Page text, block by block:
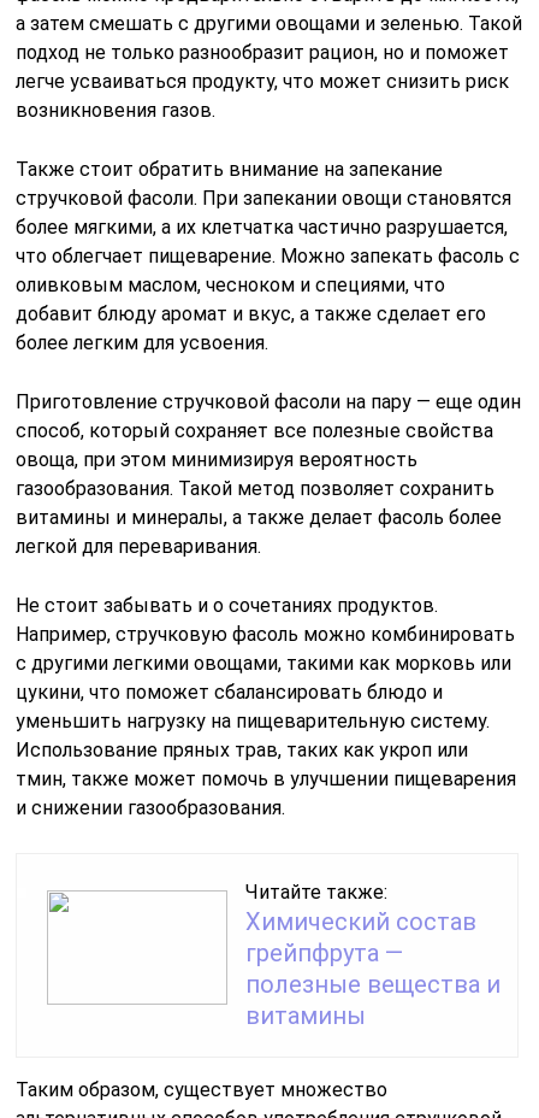
а затем смешать с другими овощами и зеленью. Такой
подход не только разнообразит рацион, но и поможет
легче усваиваться продукту, что может снизить риск
возникновения газов.
Также стоит обратить внимание на запекание
стручковой фасоли. При запекании овощи становятся
более мягкими, а их клетчатка частично разрушается,
что облегчает пищеварение. Можно запекать фасоль с
оливковым маслом, чесноком и специями, что
добавит блюду аромат и вкус, а также сделает его
более легким для усвоения.
Приготовление стручковой фасоли на пару — еще один
способ, который сохраняет все полезные свойства
овоща, при этом минимизируя вероятность
газообразования. Такой метод позволяет сохранить
витамины и минералы, а также делает фасоль более
легкой для переваривания.
Не стоит забывать и о сочетаниях продуктов.
Например, стручковую фасоль можно комбинировать
с другими легкими овощами, такими как морковь или
цукини, что поможет сбалансировать блюдо и
уменьшить нагрузку на пищеварительную систему.
Использование пряных трав, таких как укроп или
тмин, также может помочь в улучшении пищеварения
и снижении газообразования.
Читайте также:
Химический состав
грейпфрута —
полезные вещества и
витамины
Таким образом, существует множество